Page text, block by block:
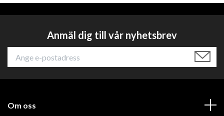
Anmäl dig till vår nyhetsbrev
Om oss